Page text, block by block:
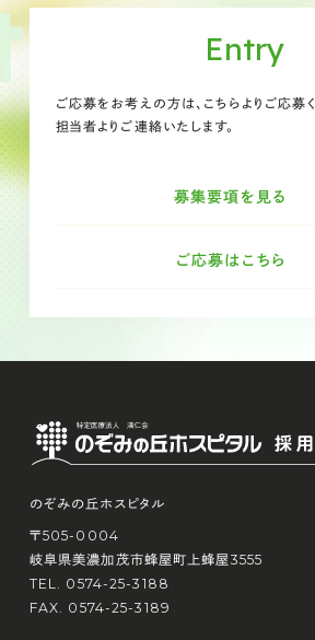
Entry
ご応募をお考えの方は、こちらよりご応募く
担当者よりご連絡いたします。
募集要項を見る
ご応募はこちら
のぞみの丘ホスピタル
〒505-0004
岐阜県美濃加茂市蜂屋町上蜂屋3555
TEL. 0574-25-3188
FAX. 0574-25-3189